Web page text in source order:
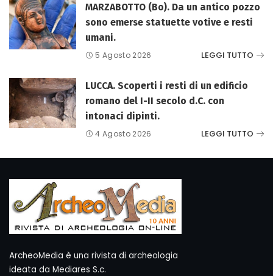
MARZABOTTO (Bo). Da un antico pozzo
sono emerse statuette votive e resti
umani.
5 Agosto 2026 LEGGI TUTTO
LUCCA. Scoperti i resti di un edificio
romano del I-II secolo d.C. con
intonaci dipinti.
4 Agosto 2026 LEGGI TUTTO
ArcheoMedia è una rivista di archeologia
ideata da Mediares S.c.